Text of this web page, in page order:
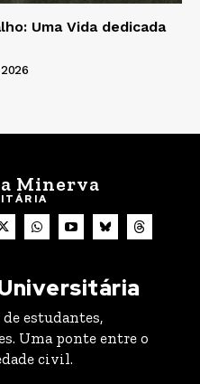
Uma Vida dedicada
Minerva
estudantes,
Uma ponte entre o
civil.